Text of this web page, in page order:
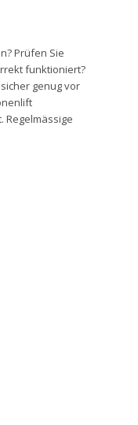
Prüfen Sie
funktioniert?
genug vor
Regelmässige